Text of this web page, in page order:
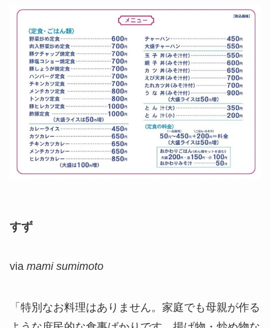
すず
via mami sumimoto
「特別なお料理はありません。家庭でも母親が作る